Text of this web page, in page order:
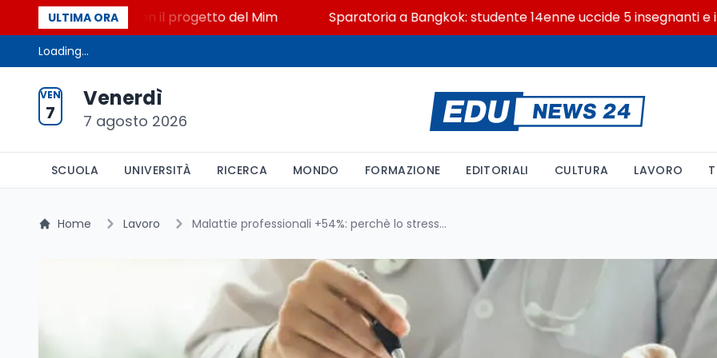
ULTIMA ORA
a Lerici con il progetto del Mim Sparatoria a Bangkok: studente 14enne uccide 5 insegnanti e i nonni
Loading...
VEN
7
Venerdì
7 agosto 2026
SCUOLA UNIVERSITÀ RICERCA MONDO FORMAZIONE EDITORIALI CULTURA LAVORO
Home Lavoro Malattie professionali +54%: perchè lo stress non viene indennizzato